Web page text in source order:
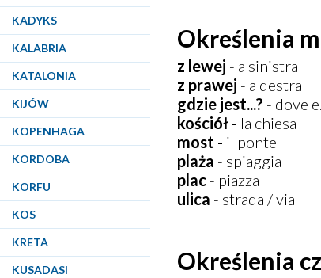
KADYKS
KALABRIA
KATALONIA
KIJÓW
KOPENHAGA
KORDOBA
KORFU
KOS
KRETA
KUSADASI
Określenia
z lewej - a sinistra
z prawej - a destra
gdzie jest...? - dove
kościół - la chiesa
most - il ponte
plaża - spiaggia
plac - piazza
ulica - strada / via
Określenia